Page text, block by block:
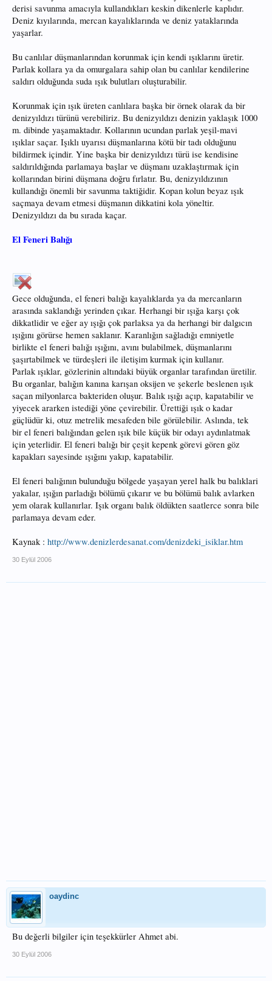
derisi savunma amacıyla kullandıkları keskin dikenlerle kaplıdır.
Deniz kıyılarında, mercan kayalıklarında ve deniz yataklarında
yaşarlar.
Bu canlılar düşmanlarından korunmak için kendi ışıklarını üretir.
Parlak kollara ya da omurgalara sahip olan bu canlılar kendilerine
saldırı olduğunda suda ışık bulutları oluşturabilir.
Korunmak için ışık üreten canlılara başka bir örnek olarak da bir
denizyıldızı türünü verebiliriz. Bu denizyıldızı denizin yaklaşık 1000
m. dibinde yaşamaktadır. Kollarının ucundan parlak yeşil-mavi
ışıklar saçar. Işıklı uyarısı düşmanlarına kötü bir tadı olduğunu
bildirmek içindir. Yine başka bir denizyıldızı türü ise kendisine
saldırıldığında parlamaya başlar ve düşmanı uzaklaştırmak için
kollarından birini düşmana doğru fırlatır. Bu, denizyıldızının
kullandığı önemli bir savunma taktiğidir. Kopan kolun beyaz ışık
saçmaya devam etmesi düşmanın dikkatini kola yöneltir.
Denizyıldızı da bu sırada kaçar.
El Feneri Balığı
Gece olduğunda, el feneri balığı kayalıklarda ya da mercanların
arasında saklandığı yerinden çıkar. Herhangi bir ışığa karşı çok
dikkatlidir ve eğer ay ışığı çok parlaksa ya da herhangi bir dalgıcın
ışığını görürse hemen saklanır. Karanlığın sağladığı emniyetle
birlikte el feneri balığı ışığını, avını bulabilmek, düşmanlarını
şaşırtabilmek ve türdeşleri ile iletişim kurmak için kullanır.
Parlak ışıklar, gözlerinin altındaki büyük organlar tarafından üretilir.
Bu organlar, balığın kanına karışan oksijen ve şekerle beslenen ışık
saçan milyonlarca bakteriden oluşur. Balık ışığı açıp, kapatabilir ve
yiyecek ararken istediği yöne çevirebilir. Ürettiği ışık o kadar
güçlüdür ki, otuz metrelik mesafeden bile görülebilir. Aslında, tek
bir el feneri balığından gelen ışık bile küçük bir odayı aydınlatmak
için yeterlidir. El feneri balığı bir çeşit kepenk görevi gören göz
kapakları sayesinde ışığını yakıp, kapatabilir.
El feneri balığının bulunduğu bölgede yaşayan yerel halk bu balıklari
yakalar, ışığın parladığı bölümü çıkarır ve bu bölümü balık avlarken
yem olarak kullanırlar. Işık organı balık öldükten saatlerce sonra bile
parlamaya devam eder.
Kaynak : http://www.denizlerdesanat.com/denizdeki_isiklar.htm
30 Eylül 2006
oaydinc
Bu değerli bilgiler için teşekkürler Ahmet abi.
30 Eylül 2006